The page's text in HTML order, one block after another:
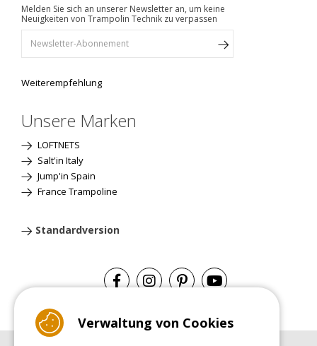
Melden Sie sich an unserer Newsletter an, um keine
Neuigkeiten von Trampolin Technik zu verpassen
Weiterempfehlung
Unsere Marken
LOFTNETS
Salt'in Italy
Jump'in Spain
France Trampoline
Standardversion
Verwaltung von Cookies